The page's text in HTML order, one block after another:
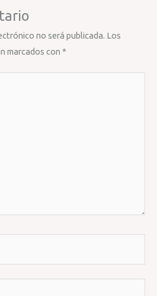
no será publicada. Los
marcados con *